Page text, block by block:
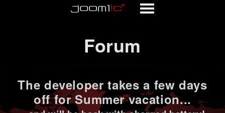
Forum
The developer takes a few days
off for Summer vacation...